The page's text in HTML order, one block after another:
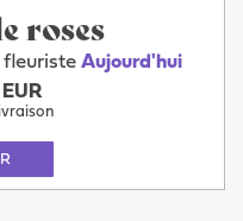
roses
fleuriste Aujourd'hui